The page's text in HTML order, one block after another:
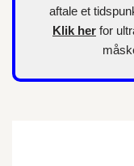
aftale et
Klik her for